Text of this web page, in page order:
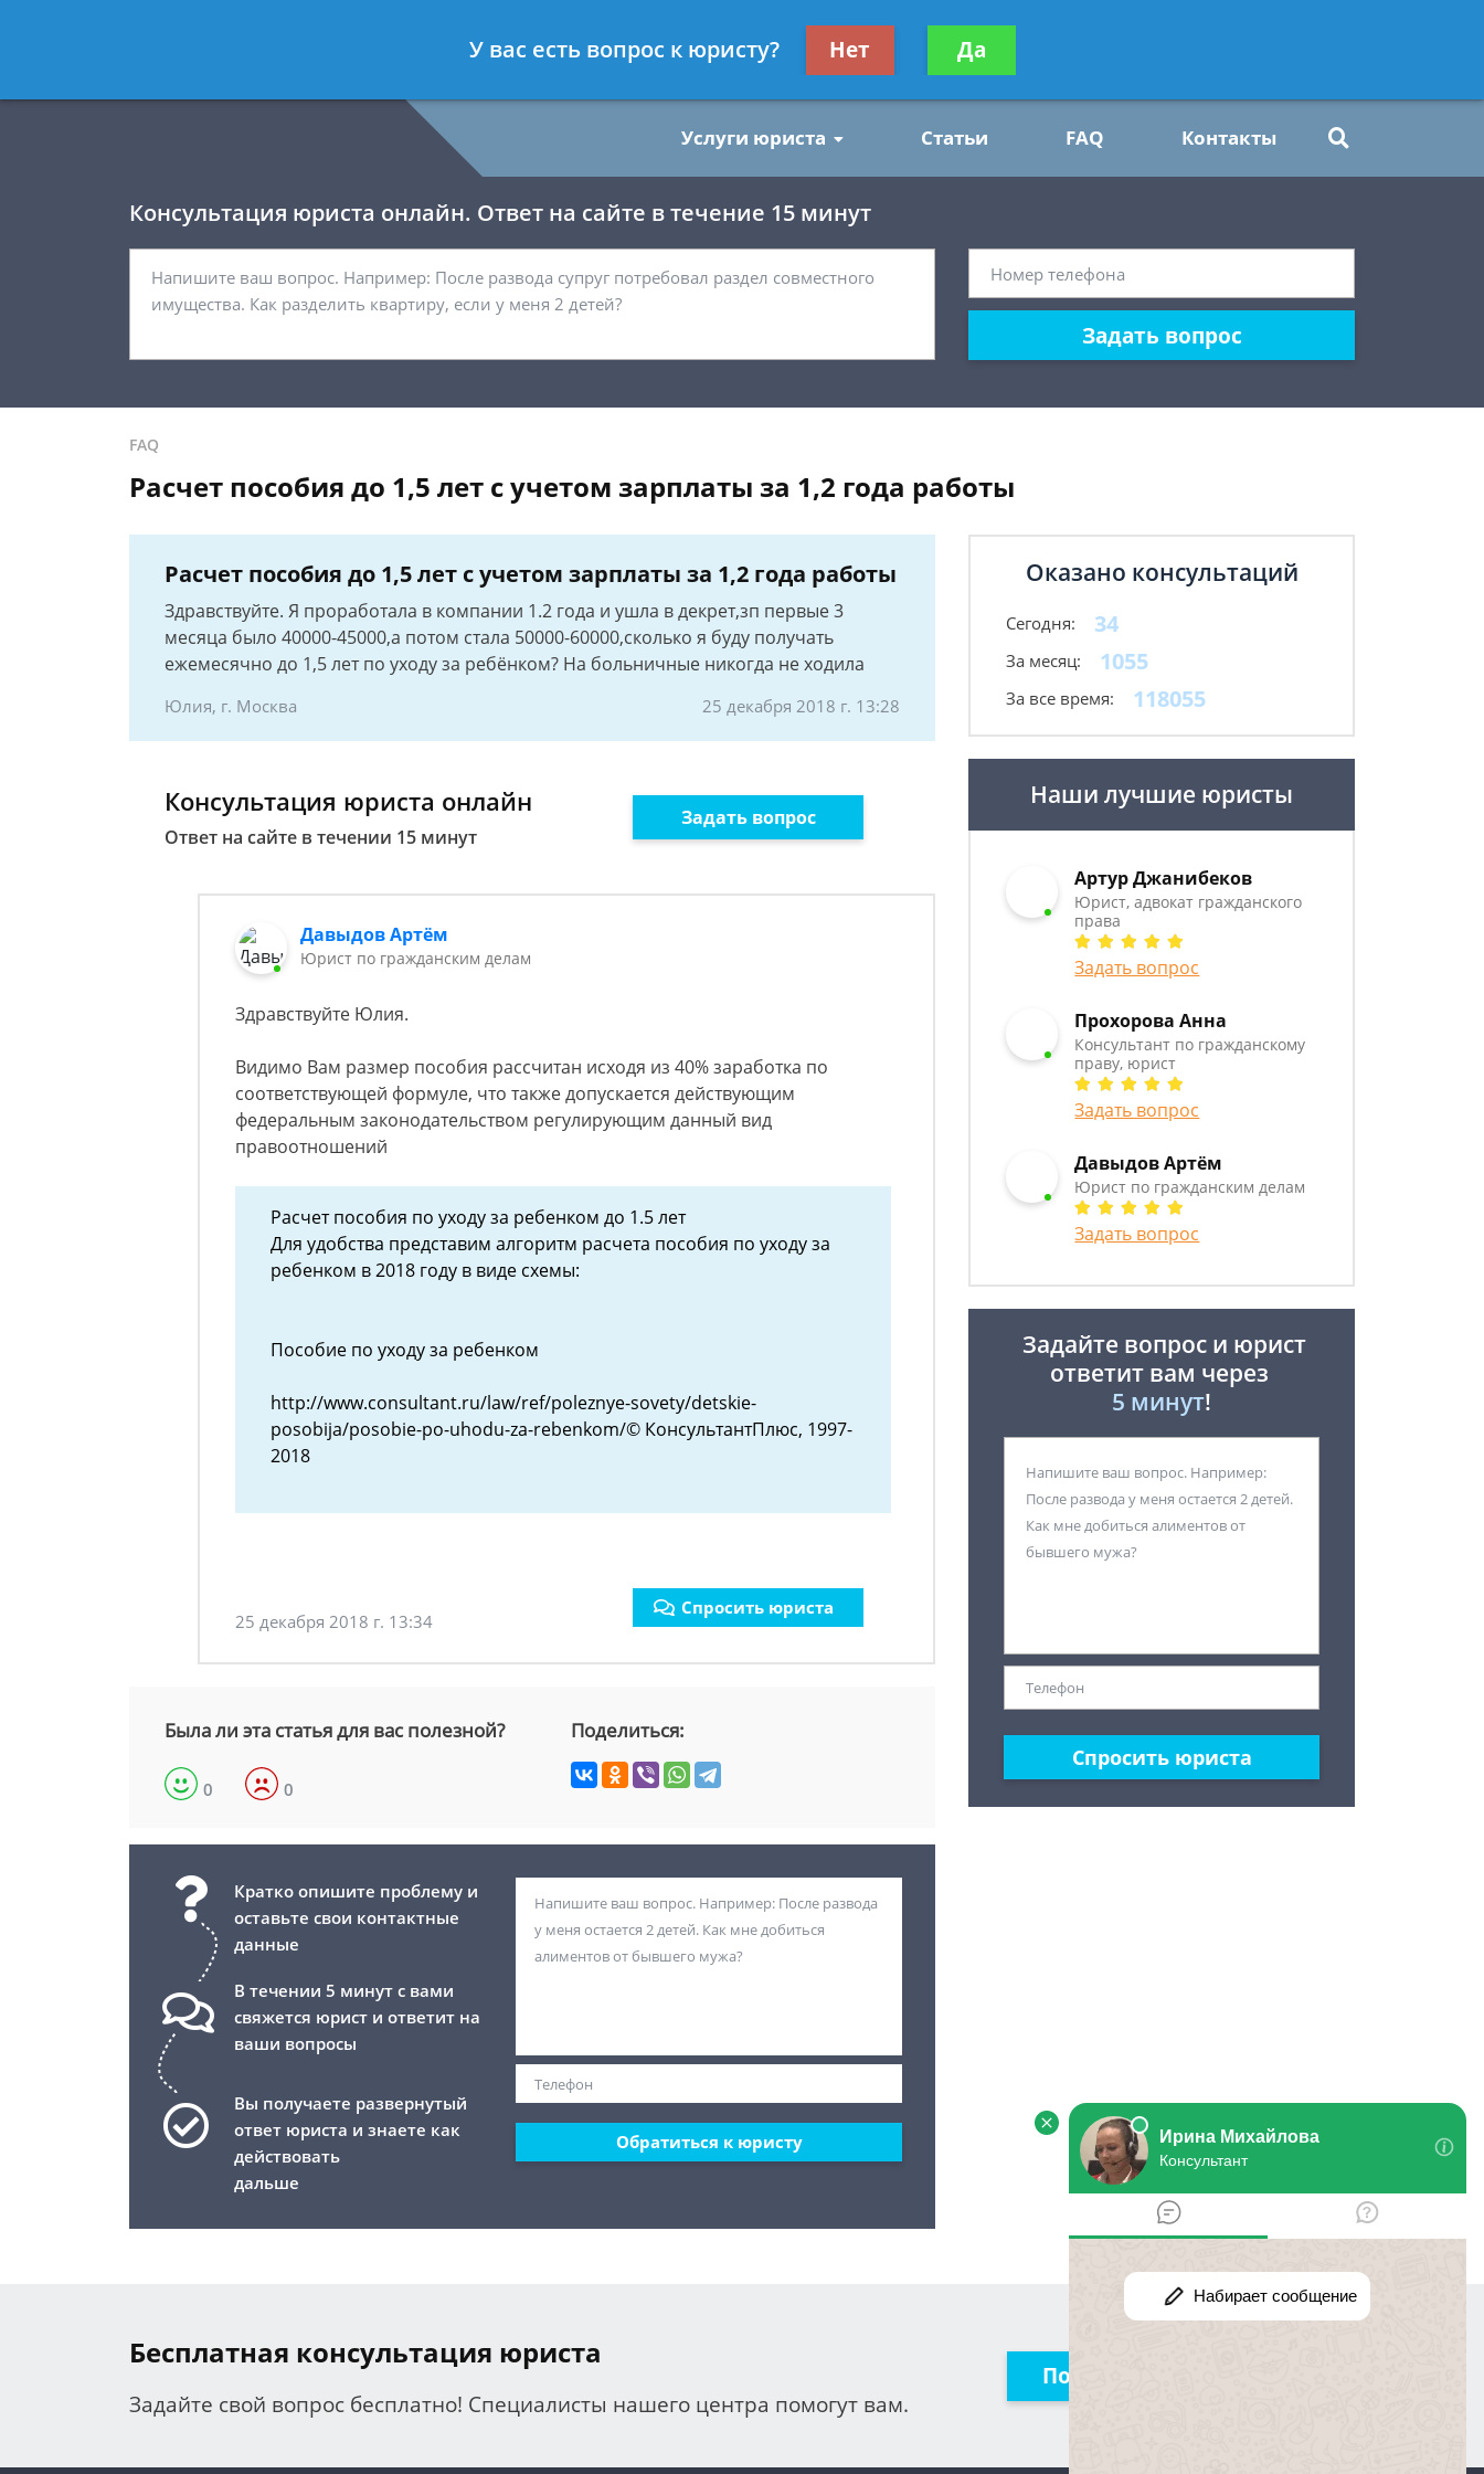
- Юрист по гражданским делам
Получите консультацию
бесплатно
Услуги юриста Статьи FAQ Контакты
Консультация юриста онлайн. Ответ на сайте в течение 15 минут
Задать вопрос
FAQ
Расчет пособия до 1,5 лет с учетом зарплаты за 1,2 года работы
Расчет пособия до 1,5 лет с учетом зарплаты за 1,2 года работы
Здравствуйте. Я проработала в компании 1.2 года и ушла в декрет,зп первые 3
месяца было 40000-45000,а потом стала 50000-60000,сколько я буду получать
ежемесячно до 1,5 лет по уходу за ребёнком? На больничные никогда не ходила
Юлия, г. Москва 25 декабря 2018 г. 13:28
Консультация юриста онлайн
Ответ на сайте в течении 15 минут
Задать вопрос
Давыдов Артём
Юрист по гражданским делам
Здравствуйте Юлия.
Видимо Вам размер пособия рассчитан исходя из 40% заработка по
соответствующей формуле, что также допускается действующим
федеральным законодательством регулирующим данный вид
правоотношений
Расчет пособия по уходу за ребенком до 1.5 лет
Для удобства представим алгоритм расчета пособия по уходу за
ребенком в 2018 году в виде схемы:
Пособие по уходу за ребенком
http://www.consultant.ru/law/ref/poleznye-sovety/detskie-
posobija/posobie-po-uhodu-za-rebenkom/© КонсультантПлюс, 1997-
2018
25 декабря 2018 г. 13:34
Спросить юриста
Была ли эта статья для вас полезной?
0 0
Поделиться:
Кратко опишите проблему и
оставьте свои контактные
данные
В течении 5 минут с вами
свяжется юрист и ответит на
ваши вопросы
Вы получаете развернутый
ответ юриста и знаете как
действовать
дальше
Обратиться к юристу
Оказано консультаций
Сегодня: 34
За месяц: 1055
За все время: 118055
Наши лучшие юристы
Артур Джанибеков
Юрист, адвокат гражданского
права
Задать вопрос
Прохорова Анна
Консультант по гражданскому
праву, юрист
Задать вопрос
Давыдов Артём
Юрист по гражданским делам
Задать вопрос
Задайте вопрос и юрист
ответит вам через
5 минут!
Спросить юриста
Бесплатная консультация юриста
Задайте свой вопрос бесплатно! Специалисты нашего центра помогут вам.
Получить консультацию
У вас есть вопрос к юристу? Нет Да